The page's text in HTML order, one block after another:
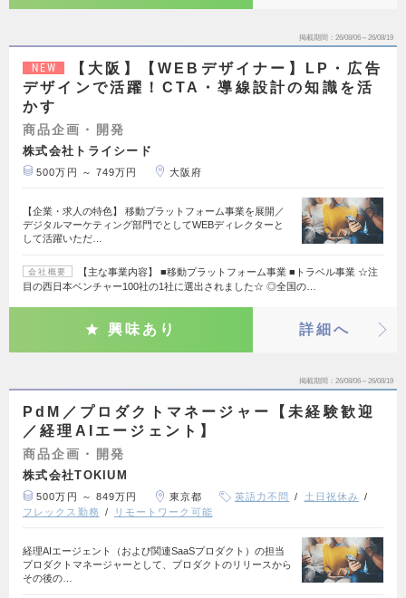
掲載期間 26/08/06～26/08/19
NEW
【大阪】【WEBデザイナー】LP・広告
デザインで活躍！CTA・導線設計の知識を活
かす
商品企画・開発
株式会社トライシード
500万円 ～ 749万円 大阪府
【企業・求人の特色】 移動プラットフォーム事業を展開／
デジタルマーケティング部門でとしてWEBディレクターと
して活躍いただ…
会社概要
【主な事業内容】 ■移動プラットフォーム事業 ■トラベル事業 ☆注
目の西日本ベンチャー100社の1社に選出されました☆ ◎全国の…
興味あり 詳細へ
掲載期間 26/08/06～26/08/19
PdM／プロダクトマネージャー【未経験歓迎
／経理AIエージェント】
商品企画・開発
株式会社TOKIUM
500万円 ～ 849万円 東京都 英語力不問
土日祝休み
フレックス勤務
リモートワーク可能
経理AIエージェント（および関連SaaSプロダクト）の担当
プロダクトマネージャーとして、プロダクトのリリースから
その後の…